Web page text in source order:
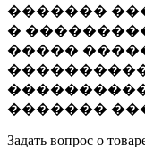
�������
�
�����
�������
Задать вопрос о